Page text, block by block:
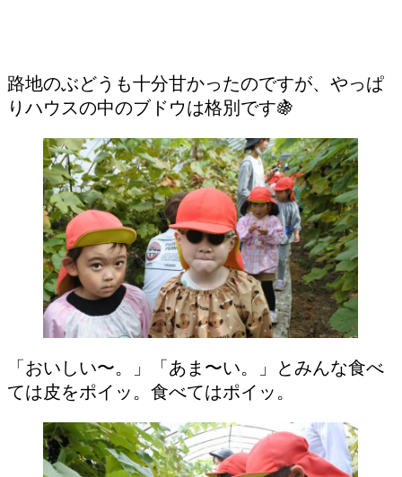
路地のぶどうも十分甘かったのですが、やっぱ
りハウスの中のブドウは格別です🍇
「おいしい〜。」「あま〜い。」とみんな食べ
ては皮をポイッ。食べてはポイッ。